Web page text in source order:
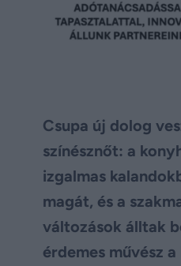
Csupa új dolog
színésznőt: a
izgalmas
magát, és a
változások álltak
érdemes művész